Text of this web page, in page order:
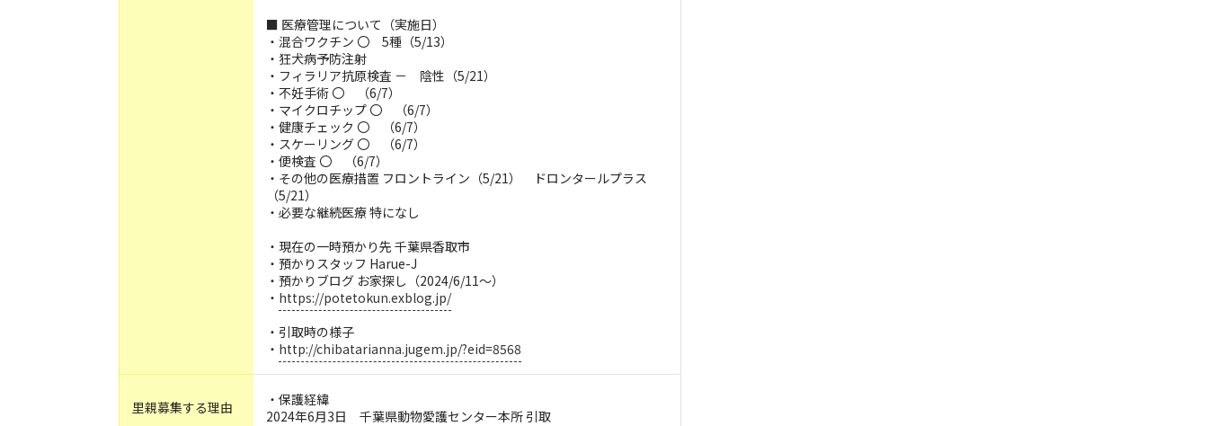
■ 医療管理について（実施日）
・混合ワクチン 〇 5種（5/13）
・狂犬病予防注射
・フィラリア抗原検査 － 陰性（5/21）
・不妊手術 〇 （6/7）
・マイクロチップ 〇 （6/7）
・健康チェック 〇 （6/7）
・スケーリング 〇 （6/7）
・便検査 〇 （6/7）
・その他の医療措置 フロントライン（5/21） ドロンタールプラス
（5/21）
・必要な継続医療 特になし
・現在の一時預かり先 千葉県香取市
・預かりスタッフ Harue-J
・預かりブログ お家探し（2024/6/11～）
・ https://potetokun.exblog.jp/
・引取時の様子
・ http://chibatarianna.jugem.jp/?eid=8568
里親募集する理由
・保護経緯
2024年6月3日 千葉県動物愛護センター本所 引取